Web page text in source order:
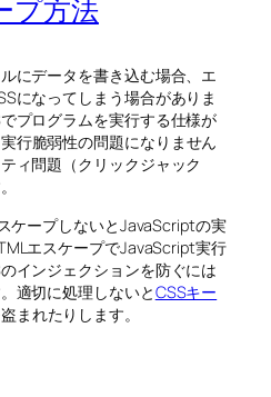
プ方法
にデータを書き込む場合、エ
になってしまう場合がありま
プログラムを実行する仕様が
行脆弱性の問題になりません
ィ問題（クリックジャック
ケープしないとJavaScriptの実
エスケープでJavaScript実行
インジェクションを防ぐには
適切に処理しないとCSSキー
まれたりします。